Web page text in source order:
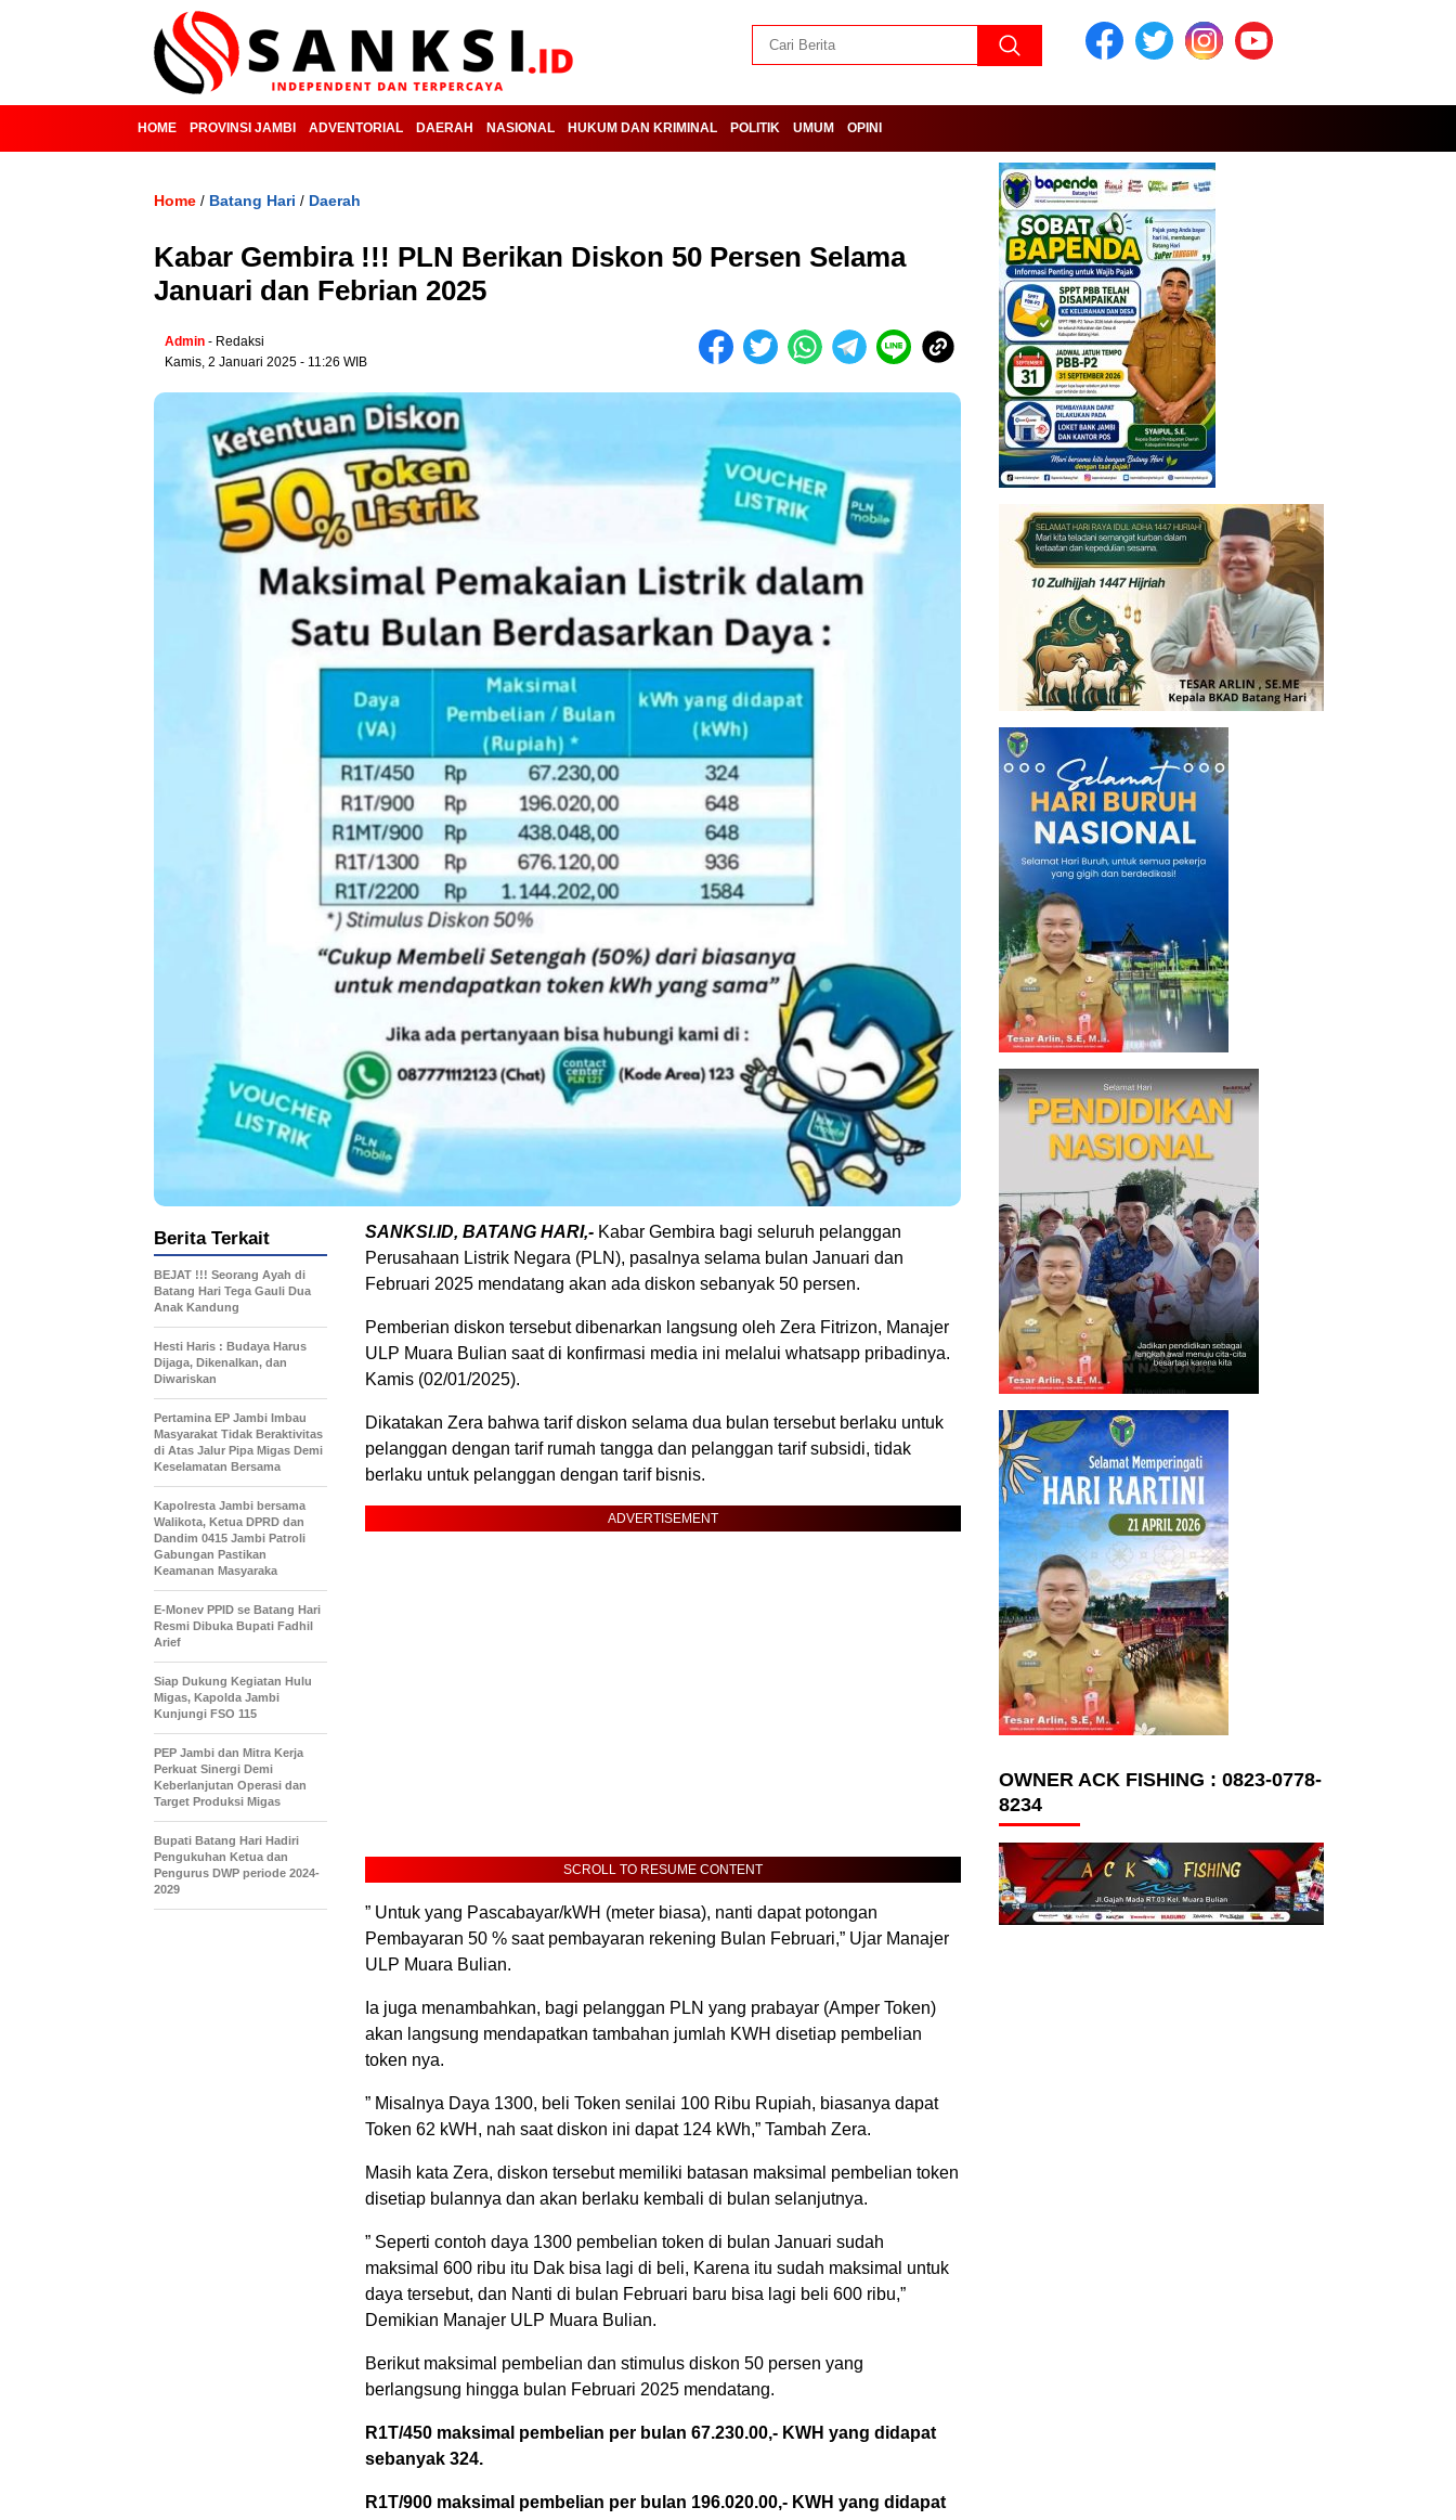
HOME PROVINSI JAMBI ADVENTORIAL DAERAH NASIONAL HUKUM DAN KRIMINAL POLITIK UMUM OPINI
Home / Batang Hari / Daerah
Kabar Gembira !!! PLN Berikan Diskon 50 Persen Selama
Januari dan Febrian 2025
Admin - Redaksi
Kamis, 2 Januari 2025 - 11:26 WIB
SANKSI.ID, BATANG HARI,- Kabar Gembira bagi seluruh pelanggan
Perusahaan Listrik Negara (PLN), pasalnya selama bulan Januari dan
Februari 2025 mendatang akan ada diskon sebanyak 50 persen.
Pemberian diskon tersebut dibenarkan langsung oleh Zera Fitrizon, Manajer
ULP Muara Bulian saat di konfirmasi media ini melalui whatsapp pribadinya.
Kamis (02/01/2025).
Dikatakan Zera bahwa tarif diskon selama dua bulan tersebut berlaku untuk
pelanggan dengan tarif rumah tangga dan pelanggan tarif subsidi, tidak
berlaku untuk pelanggan dengan tarif bisnis.
ADVERTISEMENT
SCROLL TO RESUME CONTENT
” Untuk yang Pascabayar/kWH (meter biasa), nanti dapat potongan
Pembayaran 50 % saat pembayaran rekening Bulan Februari,” Ujar Manajer
ULP Muara Bulian.
Ia juga menambahkan, bagi pelanggan PLN yang prabayar (Amper Token)
akan langsung mendapatkan tambahan jumlah KWH disetiap pembelian
token nya.
” Misalnya Daya 1300, beli Token senilai 100 Ribu Rupiah, biasanya dapat
Token 62 kWH, nah saat diskon ini dapat 124 kWh,” Tambah Zera.
Masih kata Zera, diskon tersebut memiliki batasan maksimal pembelian token
disetiap bulannya dan akan berlaku kembali di bulan selanjutnya.
” Seperti contoh daya 1300 pembelian token di bulan Januari sudah
maksimal 600 ribu itu Dak bisa lagi di beli, Karena itu sudah maksimal untuk
daya tersebut, dan Nanti di bulan Februari baru bisa lagi beli 600 ribu,”
Demikian Manajer ULP Muara Bulian.
Berikut maksimal pembelian dan stimulus diskon 50 persen yang
berlangsung hingga bulan Februari 2025 mendatang.
R1T/450 maksimal pembelian per bulan 67.230.00,- KWH yang didapat
sebanyak 324.
R1T/900 maksimal pembelian per bulan 196.020.00,- KWH yang didapat
Berita Terkait
BEJAT !!! Seorang Ayah di
Batang Hari Tega Gauli Dua
Anak Kandung
Hesti Haris : Budaya Harus
Dijaga, Dikenalkan, dan
Diwariskan
Pertamina EP Jambi Imbau
Masyarakat Tidak Beraktivitas
di Atas Jalur Pipa Migas Demi
Keselamatan Bersama
Kapolresta Jambi bersama
Walikota, Ketua DPRD dan
Dandim 0415 Jambi Patroli
Gabungan Pastikan
Keamanan Masyaraka
E-Monev PPID se Batang Hari
Resmi Dibuka Bupati Fadhil
Arief
Siap Dukung Kegiatan Hulu
Migas, Kapolda Jambi
Kunjungi FSO 115
PEP Jambi dan Mitra Kerja
Perkuat Sinergi Demi
Keberlanjutan Operasi dan
Target Produksi Migas
Bupati Batang Hari Hadiri
Pengukuhan Ketua dan
Pengurus DWP periode 2024-
2029
OWNER ACK FISHING : 0823-0778-
8234